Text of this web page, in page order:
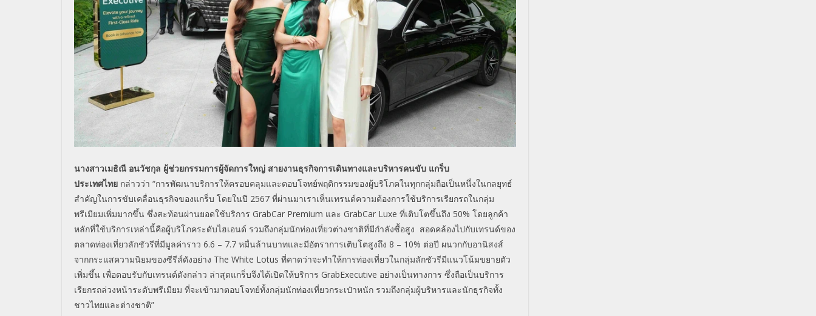
นางสาวเมธิณี อนวัชกุล ผู้ช่วยกรรมการผู้จัดการใหญ่ สายงานธุรกิจการเดินทางและบริหารคนขับ แกร็บ
ประเทศไทย กล่าวว่า “การพัฒนาบริการให้ครอบคลุมและตอบโจทย์พฤติกรรมของผู้บริโภคในทุกกลุ่มถือเป็นหนึ่งในกลยุทธ์
สำคัญในการขับเคลื่อนธุรกิจของแกร็บ โดยในปี 2567 ที่ผ่านมาเราเห็นเทรนด์ความต้องการใช้บริการเรียกรถในกลุ่ม
พรีเมียมเพิ่มมากขึ้น ซึ่งสะท้อนผ่านยอดใช้บริการ GrabCar Premium และ GrabCar Luxe ที่เติบโตขึ้นถึง 50% โดยลูกค้า
หลักที่ใช้บริการเหล่านี้คือผู้บริโภคระดับไฮเอนด์ รวมถึงกลุ่มนักท่องเที่ยวต่างชาติที่มีกำลังซื้อสูง สอดคล้องไปกับเทรนด์ของ
ตลาดท่องเที่ยวลักชัวรีที่มีมูลค่าราว 6.6 – 7.7 หมื่นล้านบาทและมีอัตราการเติบโตสูงถึง 8 – 10% ต่อปี ผนวกกับอานิสงส์
จากกระแสความนิยมของซีรีส์ดังอย่าง The White Lotus ที่คาดว่าจะทำให้การท่องเที่ยวในกลุ่มลักชัวรีมีแนวโน้มขยายตัว
เพิ่มขึ้น เพื่อตอบรับกับเทรนด์ดังกล่าว ล่าสุดแกร็บจึงได้เปิดให้บริการ GrabExecutive อย่างเป็นทางการ ซึ่งถือเป็นบริการ
เรียกรถล่วงหน้าระดับพรีเมียม ที่จะเข้ามาตอบโจทย์ทั้งกลุ่มนักท่องเที่ยวกระเป๋าหนัก รวมถึงกลุ่มผู้บริหารและนักธุรกิจทั้ง
ชาวไทยและต่างชาติ”